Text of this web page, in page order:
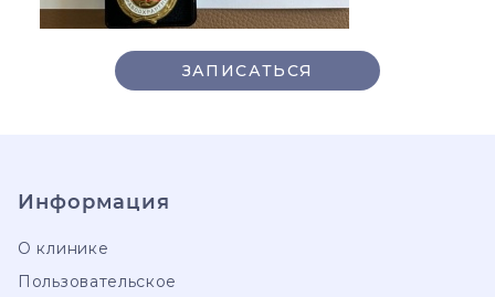
ЗАПИСАТЬСЯ
Информация
О клинике
Пользовательское